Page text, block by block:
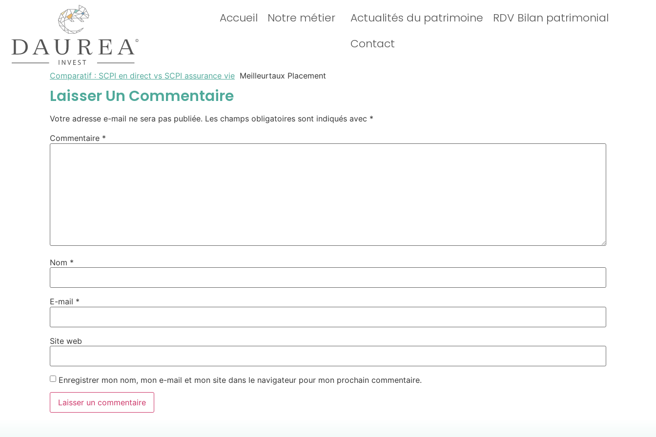
Accueil Notre métier Actualités du patrimoine
RDV Bilan patrimonial
Contact
Comparatif : SCPI en direct vs SCPI assurance vie Meilleurtaux Placement
Laisser Un Commentaire
Votre adresse e-mail ne sera pas publiée. Les champs obligatoires sont indiqués avec *
Commentaire *
Nom *
E-mail *
Site web
Enregistrer mon nom, mon e-mail et mon site dans le navigateur pour mon prochain commentaire.